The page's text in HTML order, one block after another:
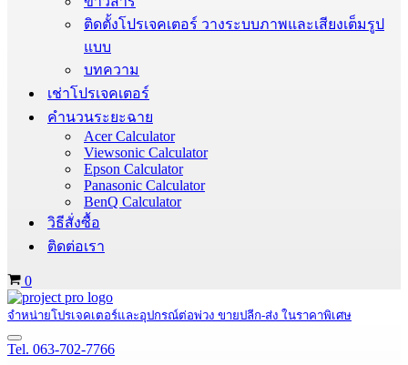
ติดตั้งโปรเจคเตอร์ วางระบบภาพและเสียงเต็มรูป
แบบ
บทความ
เช่าโปรเจคเตอร์
คำนวนระยะฉาย
Acer Calculator
Viewsonic Calculator
Epson Calculator
Panasonic Calculator
BenQ Calculator
วิธีสั่งซื้อ
ติดต่อเรา
Cart
0
จำหน่ายโปรเจคเตอร์และอุปกรณ์ต่อพ่วง ขายปลีก-ส่ง ในราคาพิเศษ
Navigation
Menu
Tel. 063-702-7766